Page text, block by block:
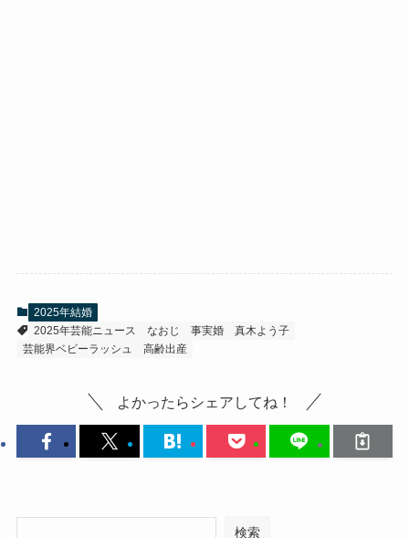
2025年結婚
2025年芸能ニュース
なおじ 事実婚
真木よう子
芸能界ベビーラッシュ
高齢出産
よかったらシェアしてね！
検索